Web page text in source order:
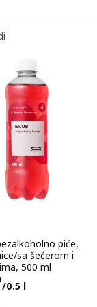
piće,
sa šećerom i
500 ml
/0.5 l